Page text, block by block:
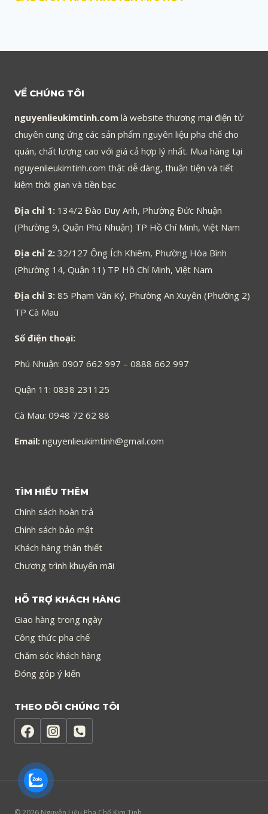
VỀ CHÚNG TÔI
nguyenlieukimtinh.com là website thương mại điện tử
chuyên cung ứng các sản phẩm nguyên liệu pha chế cho
quán, chất lượng cao với giá cả hợp lý nhất. Mua hàng tại
nguyenlieukimtinh.com thật dễ dàng, thuận tiện và tiết
kiệm thời gian và tiền bạc
Địa chỉ 1: 134/2 Đào Duy Anh, Phường Đức Nhuận
(Phường 9, Quận Phú Nhuận) TP Hồ Chí Minh, Việt Nam
Địa chỉ 2: 32/127 Ông Ích Khiêm, Phường Hòa Bình
(Phường 14, Quận 11) TP Hồ Chí Minh, Việt Nam
Địa chỉ 3: 85 Phạm Văn Ký, Phường An Xuyên (Phường 2)
TP Cà Mau
Số điện thoại:
Phú Nhuận: 0907 662 997 – 0888 662 997
Quận 11: 0838 231125
Cà Mau: 0948 72 62 88
Email: nguyenlieukimtinh@gmail.com
TÌM HIỂU THÊM
Chính sách hoàn trả
Chính sách bảo mật
Khách hàng thân thiết
Chương trình khuyến mãi
HỖ TRỢ KHÁCH HÀNG
Giao hàng trong ngày
Công thức pha chế
Chăm sóc khách hàng
Đóng góp ý kiến
THEO DÕI CHÚNG TÔI